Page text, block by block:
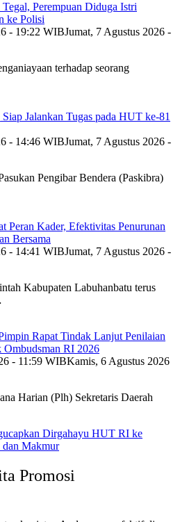
Perempuan Diduga Istri
ke Polisi
- 19:22 WIBJumat, 7 Agustus 2026 -
terhadap seorang
Jalankan Tugas pada HUT ke-81
- 14:46 WIBJumat, 7 Agustus 2026 -
Pengibar Bendera (Paskibra)
Peran Kader, Efektivitas Penurunan
Bersama
- 14:41 WIBJumat, 7 Agustus 2026 -
Kabupaten Labuhanbatu terus
Rapat Tindak Lanjut Penilaian
Ombudsman RI 2026
- 11:59 WIBKamis, 6 Agustus 2026
Harian (Plh) Sekretaris Daerah
Promosi